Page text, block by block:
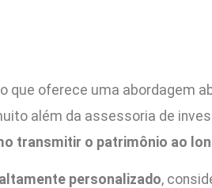
que oferece uma abordagem
além da assessoria de
transmitir o patrimônio ao
personalizado,